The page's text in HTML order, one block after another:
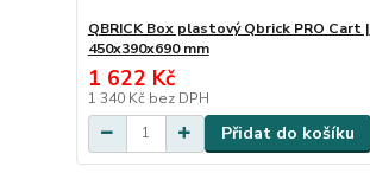
QBRICK Box plastový Qbrick PRO Cart |
450x390x690 mm
1 622 Kč
1 340 Kč bez DPH
Přidat do košíku